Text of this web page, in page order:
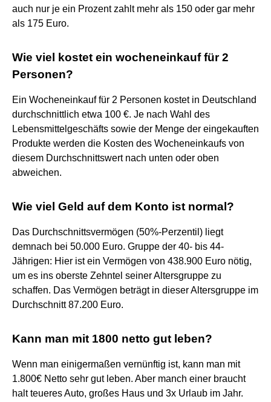
auch nur je ein Prozent zahlt mehr als 150 oder gar mehr
als 175 Euro.
Wie viel kostet ein wocheneinkauf für 2
Personen?
Ein Wocheneinkauf für 2 Personen kostet in Deutschland
durchschnittlich etwa 100 €. Je nach Wahl des
Lebensmittelgeschäfts sowie der Menge der eingekauften
Produkte werden die Kosten des Wocheneinkaufs von
diesem Durchschnittswert nach unten oder oben
abweichen.
Wie viel Geld auf dem Konto ist normal?
Das Durchschnittsvermögen (50%-Perzentil) liegt
demnach bei 50.000 Euro. Gruppe der 40- bis 44-
Jährigen: Hier ist ein Vermögen von 438.900 Euro nötig,
um es ins oberste Zehntel seiner Altersgruppe zu
schaffen. Das Vermögen beträgt in dieser Altersgruppe im
Durchschnitt 87.200 Euro.
Kann man mit 1800 netto gut leben?
Wenn man einigermaßen vernünftig ist, kann man mit
1.800€ Netto sehr gut leben. Aber manch einer braucht
halt teueres Auto, großes Haus und 3x Urlaub im Jahr.